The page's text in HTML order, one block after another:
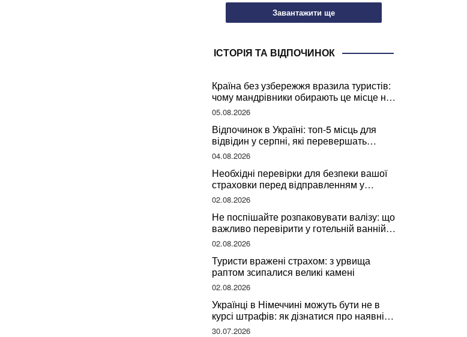
Завантажити ще
ІСТОРІЯ ТА ВІДПОЧИНОК
Країна без узбережжя вразила туристів:
чому мандрівники обирають це місце на
відпочинок
05.08.2026
Відпочинок в Україні: топ-5 місць для
відвідин у серпні, які перевершать
закордонні враження
04.08.2026
Необхідні перевірки для безпеки вашої
страховки перед відправленням у
подорож
02.08.2026
Не поспішайте розпаковувати валізу: що
важливо перевірити у готельній ванній
за словами досвідченої мандрівниці
02.08.2026
Туристи вражені страхом: з урвища
раптом зсипалися великі камені
02.08.2026
Українці в Німеччині можуть бути не в
курсі штрафів: як дізнатися про наявні
борги
30.07.2026